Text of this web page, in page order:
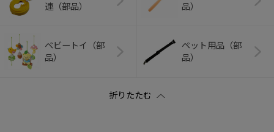
連（部品）
品）
ベビートイ（部
品）
ペット用品（部
品）